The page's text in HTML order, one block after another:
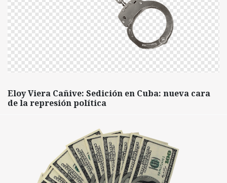
Eloy Viera Cañive: Sedición en Cuba: nueva cara
de la represión política